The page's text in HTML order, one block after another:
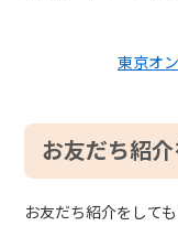
東京オ
お友だち紹
お友だち紹介をして